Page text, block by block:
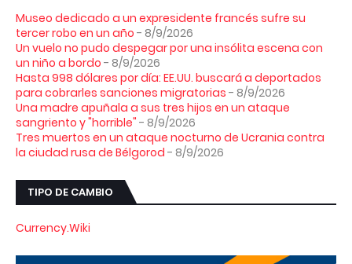
Museo dedicado a un expresidente francés sufre su
tercer robo en un año - 8/9/2026
Un vuelo no pudo despegar por una insólita escena con
un niño a bordo - 8/9/2026
Hasta 998 dólares por día: EE.UU. buscará a deportados
para cobrarles sanciones migratorias - 8/9/2026
Una madre apuñala a sus tres hijos en un ataque
sangriento y "horrible" - 8/9/2026
Tres muertos en un ataque nocturno de Ucrania contra
la ciudad rusa de Bélgorod - 8/9/2026
TIPO DE CAMBIO
Currency.Wiki